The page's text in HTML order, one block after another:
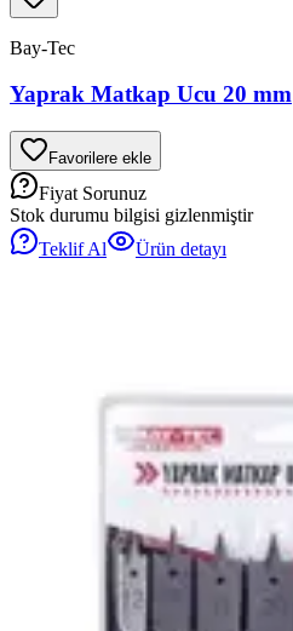
Bay-Tec
Yaprak Matkap Ucu 20 mm
Favorilere ekle
Fiyat Sorunuz
Stok durumu bilgisi gizlenmiştir
Teklif Al
Ürün detayı